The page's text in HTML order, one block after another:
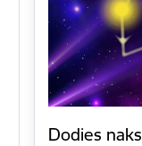
Dodies